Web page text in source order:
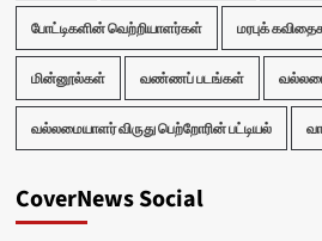
போட்டிகளின் வெற்றியாளர்கள் மரபுக்
மின்னூல்கள் வண்ணப் படங்கள்
வல்லமையாளர் விருது பெற்றோரின் பட்டியல்
CoverNews Social